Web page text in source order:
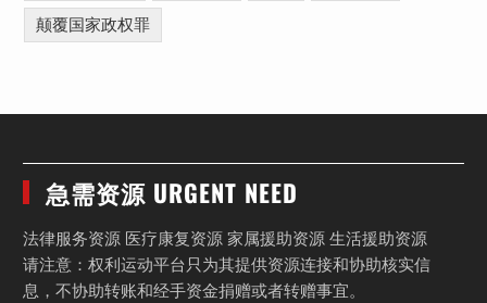
颠覆国家政权罪
急需资源 URGENT NEED
法律服务资源 医疗康复资源 家属援助资源 生活援助资源
请注意：权利运动平台只为其提供资源连接和协助核实信
息，不协助转账和经手资金捐赠或者转赠事宜。